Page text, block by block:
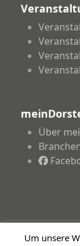
Über
Copyright
Um unsere